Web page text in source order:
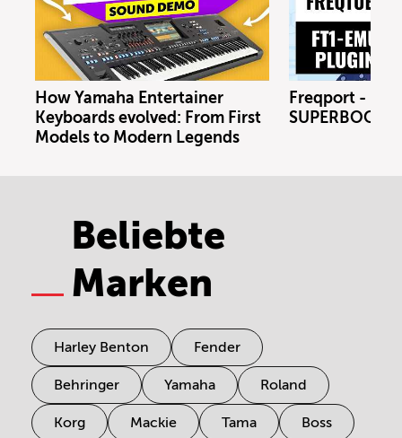
How Yamaha Entertainer
Keyboards evolved: From First
Models to Modern Legends
Freqport -
Beliebte
Marken
Harley Benton Fender
Behringer Yamaha Roland
Korg Mackie Tama Boss